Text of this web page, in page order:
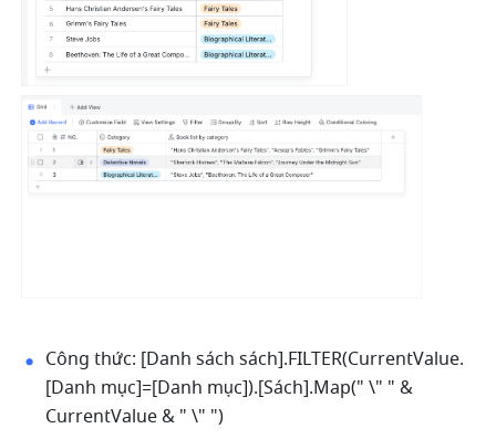
Công thức: [Danh sách sách].FILTER(CurrentValue.
[Danh mục]=[Danh mục]).[Sách].Map(" \" " &
CurrentValue & " \" ")